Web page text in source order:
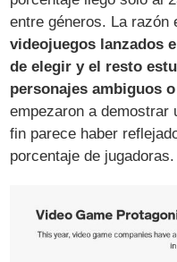
entre géneros. La razón
videojuegos lanzados
de elegir y el resto
personajes ambiguos
empezaron a demostrar
fin parece haber
porcentaje de jugadoras.